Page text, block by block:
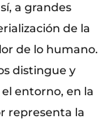
a grandes
de la
de lo humano.
distingue y
entorno, en la
representa la